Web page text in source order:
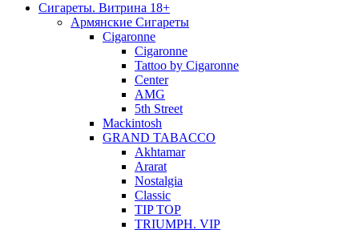
Сигареты. Витрина 18+
Армянские Сигареты
Cigaronne
Cigaronne
Tattoo by Cigaronne
Center
AMG
5th Street
Mackintosh
GRAND TABACCO
Akhtamar
Ararat
Nostalgia
Classic
TIP TOP
TRIUMPH. VIP